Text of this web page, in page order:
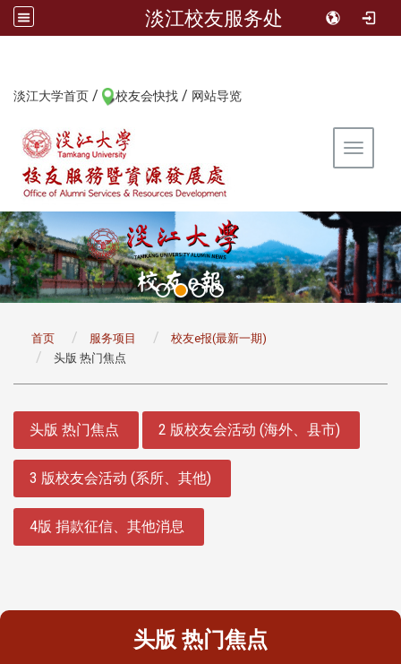
淡江校友服务处
淡江大学首页 / 校友会快找 / 网站导览
Toggle
首页 服务项目
校友e报(最新一期)
头版 热门焦点
头版 热门焦点 2 版校友会活动 (海外、县市)
3 版校友会活动 (系所、其他)
4版 捐款征信、其他消息
头版 热门焦点